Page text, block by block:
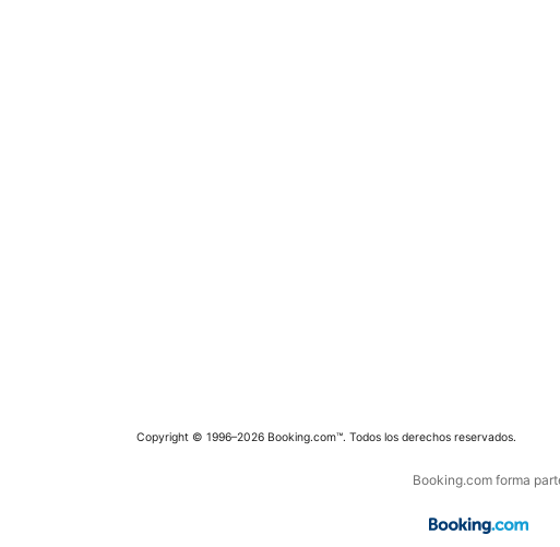
Copyright © 1996–2026 Booking.com™. Todos los derechos reservados.
Booking.com forma